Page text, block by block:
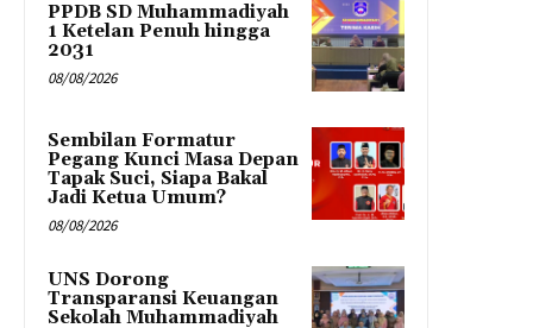
PPDB SD Muhammadiyah
1 Ketelan Penuh hingga
2031
08/08/2026
Sembilan Formatur
Pegang Kunci Masa Depan
Tapak Suci, Siapa Bakal
Jadi Ketua Umum?
08/08/2026
UNS Dorong
Transparansi Keuangan
Sekolah Muhammadiyah